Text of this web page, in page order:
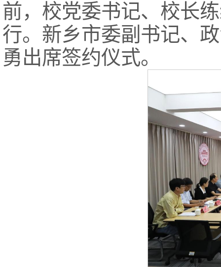
前，校党委书记、校长
行。新乡市委副书记、
勇出席签约仪式。